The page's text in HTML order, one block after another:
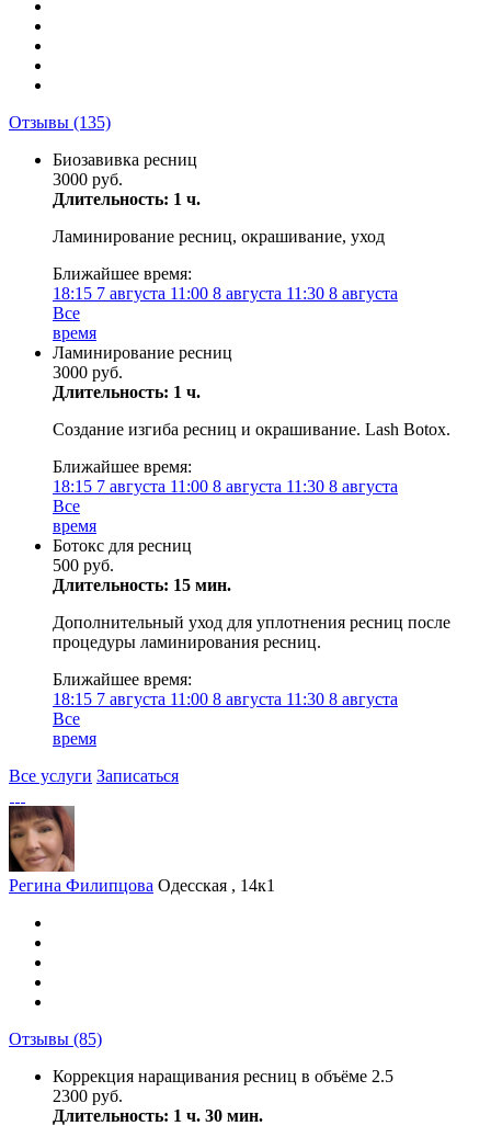
Отзывы (135)
Биозавивка ресниц
3000 руб.
Длительность: 1 ч.
Ламинирование ресниц, окрашивание, уход
Ближайшее время:
18:15 7 августа 11:00 8 августа 11:30 8 августа
Все
время
Ламинирование ресниц
3000 руб.
Длительность: 1 ч.
Создание изгиба ресниц и окрашивание. Lash Botox.
Ближайшее время:
18:15 7 августа 11:00 8 августа 11:30 8 августа
Все
время
Ботокс для ресниц
500 руб.
Длительность: 15 мин.
Дополнительный уход для уплотнения ресниц после
процедуры ламинирования ресниц.
Ближайшее время:
18:15 7 августа 11:00 8 августа 11:30 8 августа
Все
время
Все услуги Записаться
Регина Филипцова Одесская , 14к1
Отзывы (85)
Коррекция наращивания ресниц в объёме 2.5
2300 руб.
Длительность: 1 ч. 30 мин.